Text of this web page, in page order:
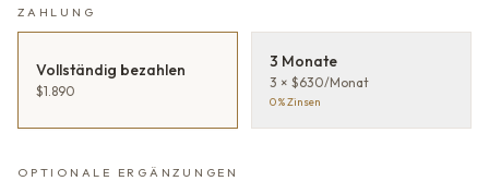
ZAHLUNG
Vollständig bezahlen
$1.890
3 Monate
3 × $630/Monat
0 % Zinsen
OPTIONALE ERGÄNZUNGEN